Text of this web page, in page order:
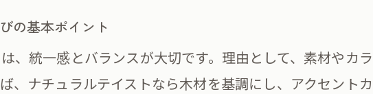
注文住宅のテイスト種類と人気傾向を押さえる
機能美とデザイン性を両立するコツ
注文住宅で機能性と美しさを両立させる方法
の基本ポイント
、統一感とバランスが大切です。理由として、素材やカ
、ナチュラルテイストなら木材を基調にし、アクセント